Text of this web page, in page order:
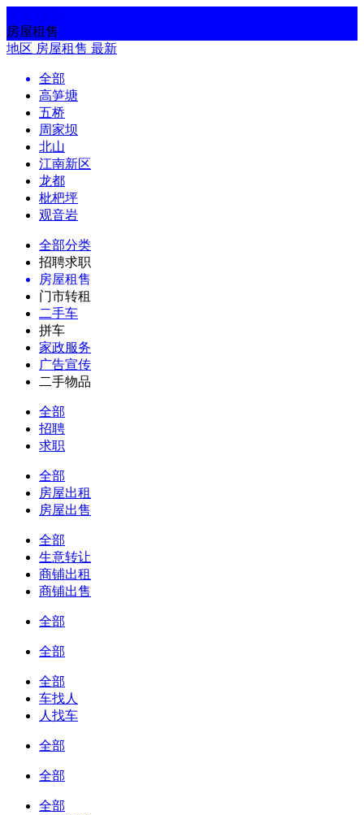
房屋租售
地区 房屋租售 最新
全部
高笋塘
五桥
周家坝
北山
江南新区
龙都
枇杷坪
观音岩
全部分类
招聘求职
房屋租售
门市转租
二手车
拼车
家政服务
广告宣传
二手物品
全部
招聘
求职
全部
房屋出租
房屋出售
全部
生意转让
商铺出租
商铺出售
全部
全部
全部
车找人
人找车
全部
全部
全部